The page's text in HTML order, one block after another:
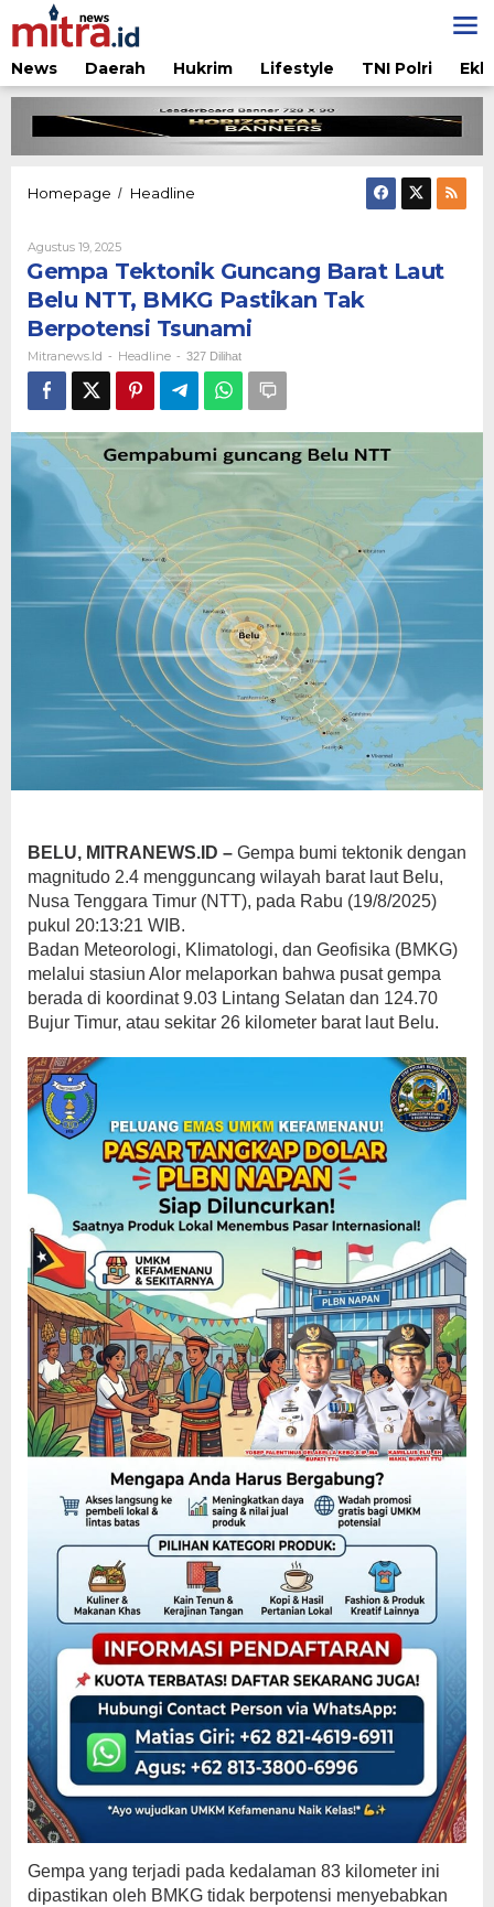
Lewati
ke
konten
News
Daerah Hukrim Lifestyle TNI Polri
Homepage / Headline
Laut
Belu
NTT,
BMKG
Pastikan
Tak
Berpotensi
Tsunami
Agustus 19, 2025Oleh
Mitranews.id
Gempa Tektonik Guncang Barat Laut
Belu NTT, BMKG Pastikan Tak
Berpotensi Tsunami
Mitranews.id - Headline - 327 Dilihat
BELU, MITRANEWS.ID – Gempa bumi tektonik dengan
magnitudo 2.4 mengguncang wilayah barat laut Belu,
Nusa Tenggara Timur (NTT), pada Rabu (19/8/2025)
pukul 20:13:21 WIB.
Badan Meteorologi, Klimatologi, dan Geofisika (BMKG)
melalui stasiun Alor melaporkan bahwa pusat gempa
berada di koordinat 9.03 Lintang Selatan dan 124.70
Bujur Timur, atau sekitar 26 kilometer barat laut Belu.
Gempa yang terjadi pada kedalaman 83 kilometer ini
dipastikan oleh BMKG tidak berpotensi menyebabkan